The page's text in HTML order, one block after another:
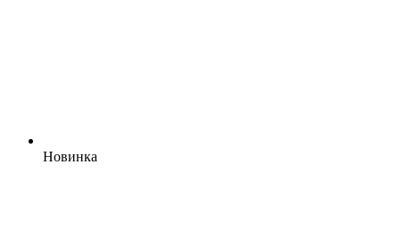
Новинка